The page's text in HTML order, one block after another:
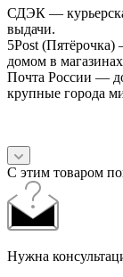
СДЭК —
выдачи.
5Post
домом в
Почта России —
крупные города
С этим товаром
Нужна